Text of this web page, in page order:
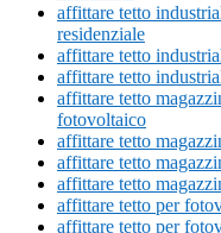
affittare tetto
residenziale
affittare tetto
affittare tetto
affittare tetto
fotovoltaico
affittare tetto
affittare tetto
affittare tetto
affittare tetto per
affittare tetto per